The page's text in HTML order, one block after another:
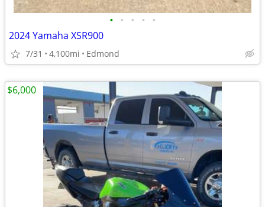
• • • • •
2024 Yamaha XSR900
7/31 4,100mi Edmond
$6,000